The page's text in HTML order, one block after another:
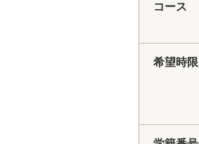
コース
希望時限